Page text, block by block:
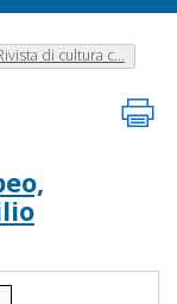
di cultura c...